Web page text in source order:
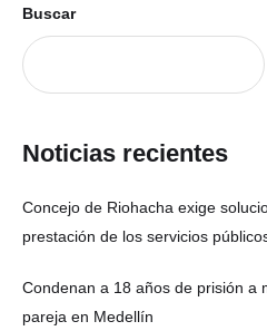
Buscar
Noticias recientes
Concejo de Riohacha exige
prestación de los servicios
Condenan a 18 años de prisión a
pareja en Medellín